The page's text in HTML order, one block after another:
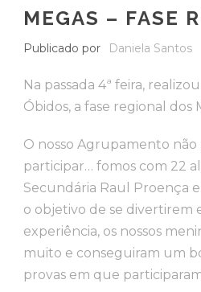
MEGAS – FASE
Publicado por Daniela Santos
Na passada 4ª feira,
Óbidos, a fase regional dos
O nosso Agrupamento não
participar… fomos com 22
Secundária Raul Proença
o objetivo de se divertirem
experiência, os nossos
muito e conseguiram um
provas em que